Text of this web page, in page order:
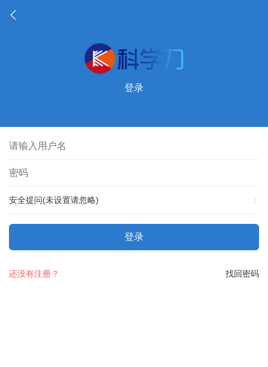
登录
安全提问(未设置请忽略)
登录
找回密码
还没有注册？